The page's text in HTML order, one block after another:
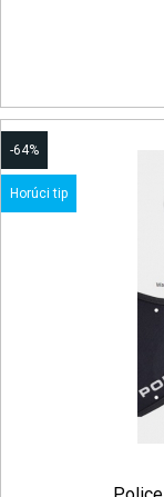
-64%
Horúci tip